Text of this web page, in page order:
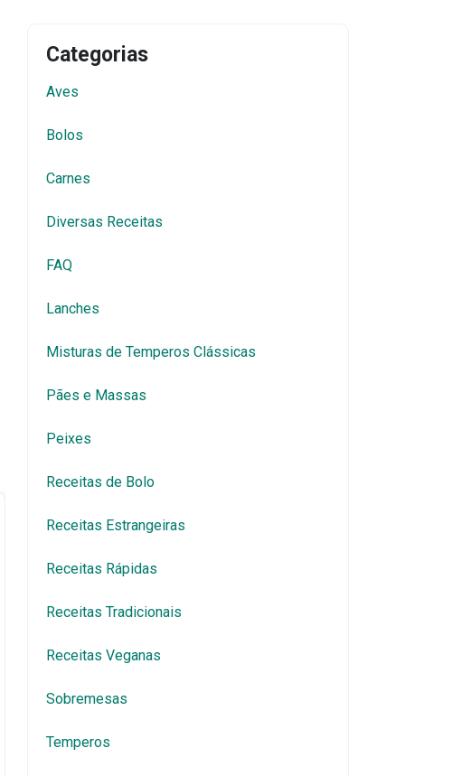
Categorias
Aves
Bolos
Carnes
Diversas Receitas
FAQ
Lanches
Misturas de Temperos Clássicas
Pães e Massas
Peixes
Receitas de Bolo
Receitas Estrangeiras
Receitas Rápidas
Receitas Tradicionais
Receitas Veganas
Sobremesas
Temperos